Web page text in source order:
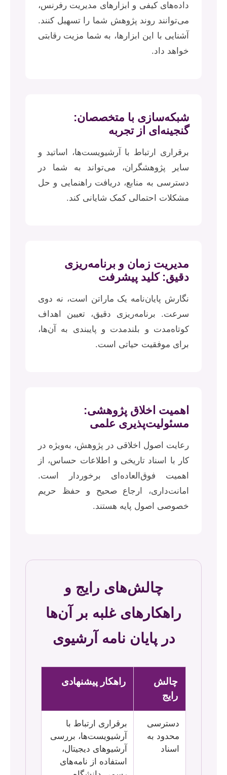
داده‌های کیفی و ابزارهای مدیریت رفرنس،
می‌توانند روند پژوهش شما را تسهیل کنند.
آشنایی با این ابزارها، به شما مزیت رقابتی
خواهد داد.
شبکه‌سازی با متخصصان:
گنجینه‌ای از تجربه
برقراری ارتباط با آرشیویست‌ها، اساتید و
سایر پژوهشگران، می‌تواند به شما در
دسترسی به منابع، دریافت راهنمایی و حل
مشکلات احتمالی کمک شایانی کند.
مدیریت زمان و برنامه‌ریزی
دقیق: کلید پیشرفت
نگارش پایان‌نامه یک ماراتن است، نه دوی
سرعت. برنامه‌ریزی دقیق، تعیین اهداف
کوتاه‌مدت و بلندمدت و پایبندی به آن‌ها،
برای موفقیت حیاتی است.
اهمیت اخلاق پژوهشی:
مسئولیت‌پذیری علمی
رعایت اصول اخلاقی در پژوهش، به‌ویژه در
کار با اسناد تاریخی و اطلاعات حساس، از
اهمیت فوق‌العاده‌ای برخوردار است.
امانت‌داری، ارجاع صحیح و حفظ حریم
خصوصی اصول پایه هستند.
چالش‌های رایج و
راهکارهای غلبه بر آن‌ها
در پایان نامه آرشیوی
چالش
رایج
راهکار پیشنهادی
دسترسی
محدود به
اسناد
برقراری ارتباط با
آرشیویست‌ها، بررسی
آرشیوهای دیجیتال،
استفاده از نامه‌های